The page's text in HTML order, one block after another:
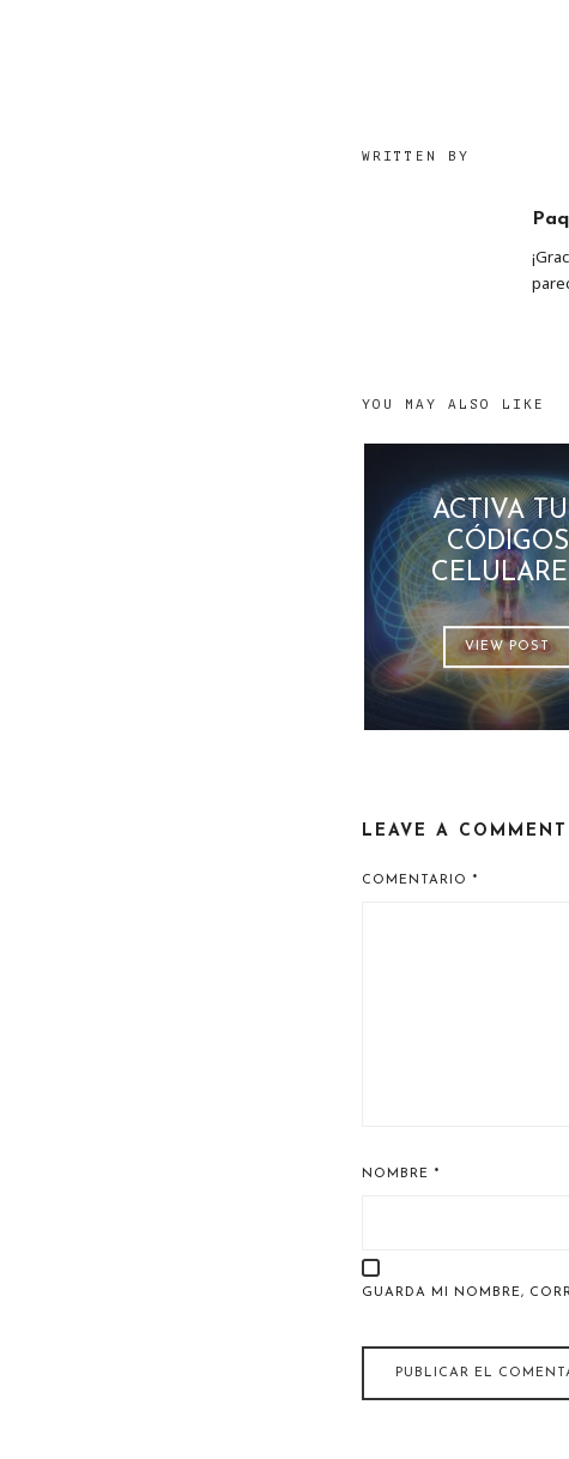
WRITTEN BY
YOU MAY ALSO LIKE
ACTIVA
CÓDIGOS
VIEW POST
LEAVE A COMMENT
COMENTARIO *
NOMBRE *
GUARDA MI NOMBRE,